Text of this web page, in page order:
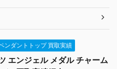
ンダントトップ 買取実績
エンジェル メダル チャーム